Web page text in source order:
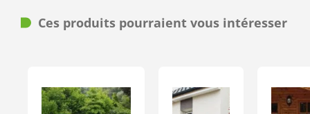
Ces produits pourraient vous intéresser